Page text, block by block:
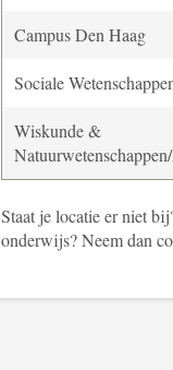
Campus Den Haag
Sociale
Wiskunde &
Staat je locatie er niet
onderwijs? Neem dan